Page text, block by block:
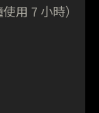
用 7 小時）